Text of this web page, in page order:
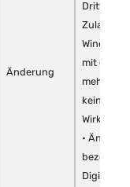
Änderung
Dritten
mit einer
mehr als
keine
Wirkung.“
•
bezgl.